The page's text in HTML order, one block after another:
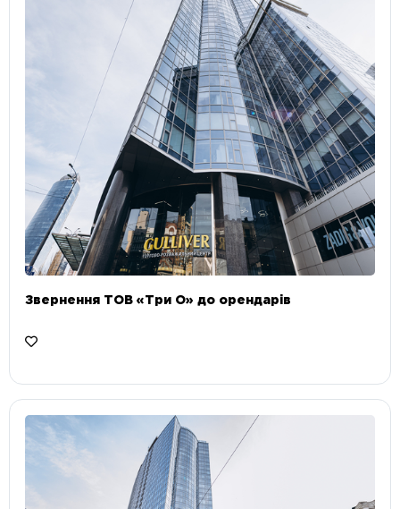
Звернення ТОВ «Три О» до орендарів